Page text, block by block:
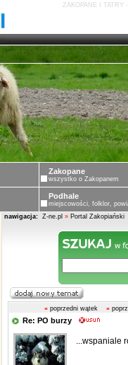
ZAKOPANE I TATRY
Zakopane
wszystko o Zakopanem
Podhale
miejscowości, folklor,
nawigacja: Z-ne.pl » Portal Zakopiański
«poprzedni wątek «
Re: PO burzy
...wspaniale